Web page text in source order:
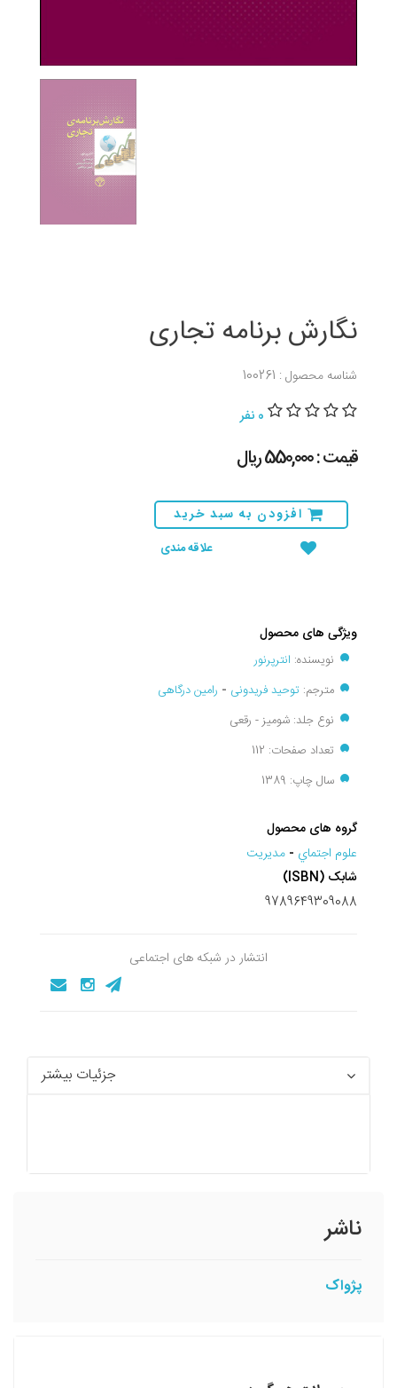
نگارش برنامه تجاری
شناسه محصول : 100261
0 نفر
قیمت : 550,000 ريال
افزودن به سبد خرید
علاقه مندی
ویژگی های محصول
نویسنده: انترپرنور
مترجم: توحید فریدونی - رامین درگاهی
نوع جلد: شومیز - رقعی
تعداد صفحات: 112
سال چاپ: 1389
گروه های محصول
علوم اجتماي - مديريت
شابک (ISBN)
9789649309088
انتشار در شبکه های اجتماعی
جزئیات بیشتر
ناشر
پژواک